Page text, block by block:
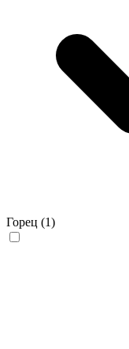
Горец (1)